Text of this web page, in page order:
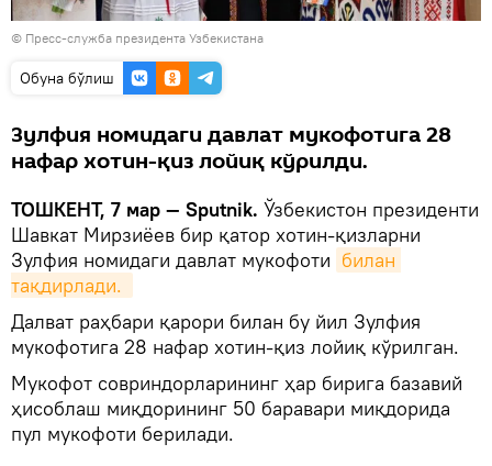
© Пресс-служба президента Узбекистана
Oбуна бўлиш
Зулфия номидаги давлат мукофотига 28
нафар хотин-қиз лойиқ кўрилди.
ТОШКЕНТ, 7 мар — Sputnik. Ўзбекистон президенти
Шавкат Мирзиёев бир қатор хотин-қизларни
Зулфия номидаги давлат мукофоти билан
тақдирлади.
Далват раҳбари қарори билан бу йил Зулфия
мукофотига 28 нафар хотин-қиз лойиқ кўрилган.
Мукофот совриндорларининг ҳар бирига базавий
ҳисоблаш миқдорининг 50 баравари миқдорида
пул мукофоти берилади.